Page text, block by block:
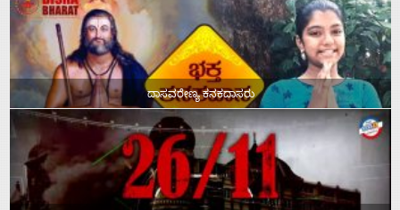
ದಾಸವರೇಣ್ಯ ಕನಕದಾಸರು